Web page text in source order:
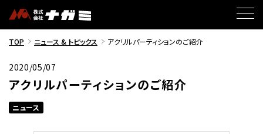
TOP ニュース & トピックス アクリルパーティションのご紹介
2020/05/07
アクリルパーティションのご紹介
ニュース